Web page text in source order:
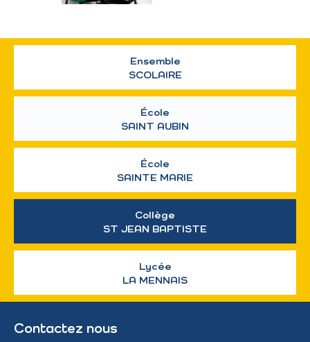
Ensemble
SCOLAIRE
École
SAINT AUBIN
École
SAINTE MARIE
Collège
ST JEAN BAPTISTE
Lycée
LA MENNAIS
Contactez nous